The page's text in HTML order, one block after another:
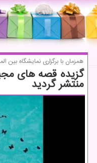
همزمان با برگزاری نمایشگاه بین
گزیده قصه های
منتشر گردید